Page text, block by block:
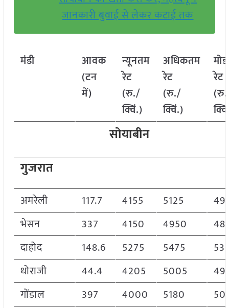
जानकारी बुवाई से लेकर कटाई तक
मंडी
आवक
(टन
में)
न्यूनतम
रेट
(रु./
क्विं.)
अधिकतम
रेट
(रु./
क्विं.)
रेट
सोयाबीन
गुजरात
अमरेली 117.7 4155 5125
भेसन
337 4150 4950
दाहोद
148.6 5275 5475
धोराजी
44.4 4205 5005
गोंडाल
397 4000 5180